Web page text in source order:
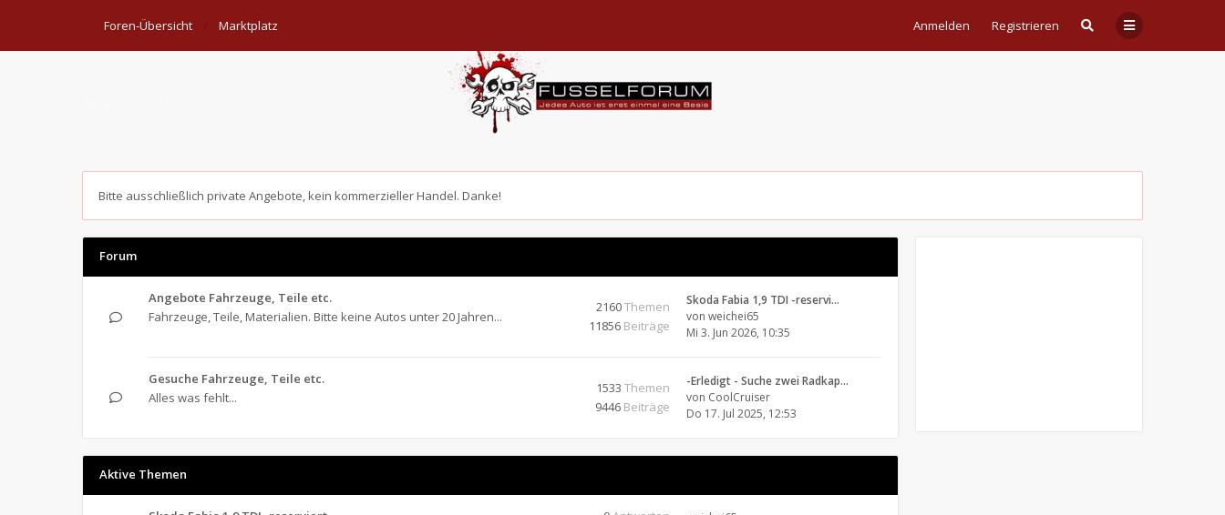
Anmelden Registrieren
Foren-Übersicht Marktplatz
Bitte ausschließlich private Angebote, kein kommerzieller Handel. Danke!
Forum
Angebote Fahrzeuge, Teile etc.
Fahrzeuge, Teile, Materialien. Bitte keine Autos unter 20 Jahren...
2160Themen
11856 Beiträge
Skoda Fabia 1,9 TDI -reservi…
von weichei65
Mi 3. Jun 2026, 10:35
Gesuche Fahrzeuge, Teile etc.
Alles was fehlt...
1533 Themen
9446 Beiträge
-Erledigt - Suche zwei Radkap…
von CoolCruiser
Do 17. Jul 2025, 12:53
Aktive Themen